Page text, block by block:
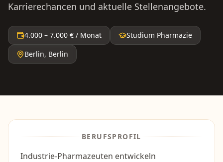
Karrierechancen und aktuelle Stellenangebote.
4.000 – 7.000 € / Monat
Studium Pharmazie
Berlin, Berlin
BERUFSPROFIL
Industrie-Pharmazeuten entwickeln